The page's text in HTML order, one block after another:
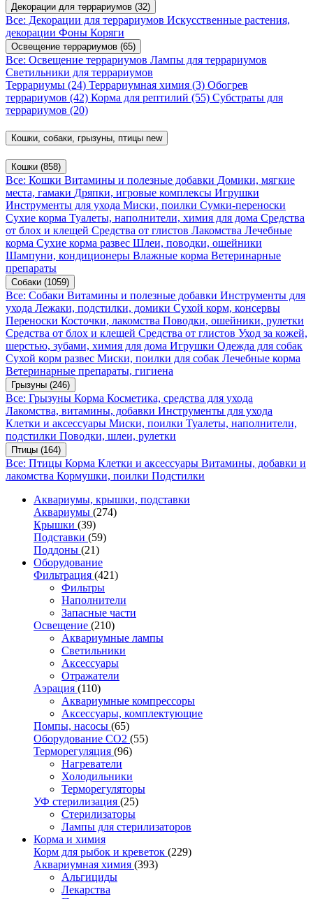
Декорации для террариумов (32)
Все: Декорации для террариумов Искусственные растения,
декорации Фоны Коряги
Освещение террариумов (65)
Все: Освещение террариумов Лампы для террариумов
Светильники для террариумов
Террариумы (24) Террариумная химия (3) Обогрев
террариумов (42) Корма для рептилий (55) Субстраты для
террариумов (20)
Кошки, собаки, грызуны, птицы new
Кошки (858)
Все: Кошки Витамины и полезные добавки Домики, мягкие
места, гамаки Дряпки, игровые комплексы Игрушки
Инструменты для ухода Миски, поилки Сумки-переноски
Сухие корма Туалеты, наполнители, химия для дома Средства
от блох и клещей Средства от глистов Лакомства Лечебные
корма Сухие корма развес Шлеи, поводки, ошейники
Шампуни, кондиционеры Влажные корма Ветеринарные
препараты
Собаки (1059)
Все: Собаки Витамины и полезные добавки Инструменты для
ухода Лежаки, подстилки, домики Сухой корм, консервы
Переноски Косточки, лакомства Поводки, ошейники, рулетки
Средства от блох и клещей Средства от глистов Уход за кожей,
шерстью, зубами, химия для дома Игрушки Одежда для собак
Сухой корм развес Миски, поилки для собак Лечебные корма
Ветеринарные препараты, гигиена
Грызуны (246)
Все: Грызуны Корма Косметика, средства для ухода
Лакомства, витамины, добавки Инструменты для ухода
Клетки и аксессуары Миски, поилки Туалеты, наполнители,
подстилки Поводки, шлеи, рулетки
Птицы (164)
Все: Птицы Корма Клетки и аксессуары Витамины, добавки и
лакомства Кормушки, поилки Подстилки
Аквариумы, крышки, подставки
Аквариумы (274)
Крышки (39)
Подставки (59)
Поддоны (21)
Оборудование
Фильтрация (421)
Фильтры
Наполнители
Запасные части
Освещение (210)
Аквариумные лампы
Светильники
Аксессуары
Отражатели
Аэрация (110)
Аквариумные компрессоры
Аксессуары, комплектующие
Помпы, насосы (65)
Оборудование CO2 (55)
Терморегуляция (96)
Нагреватели
Холодильники
Терморегуляторы
УФ стерилизация (25)
Стерилизаторы
Лампы для стерилизаторов
Корма и химия
Корм для рыбок и креветок (229)
Аквариумная химия (393)
Альгициды
Лекарства